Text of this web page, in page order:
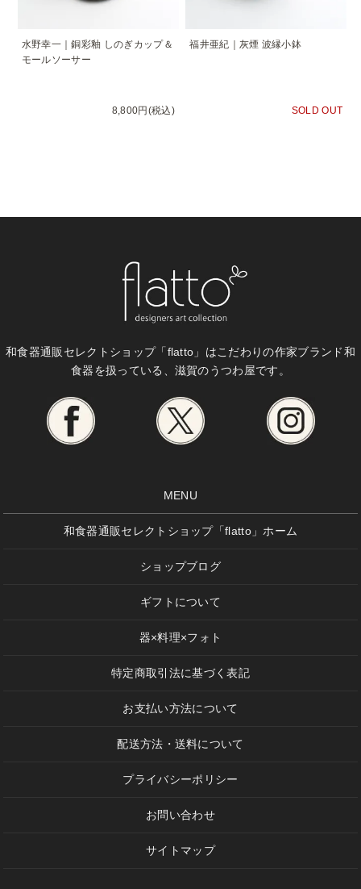
水野幸一｜銅彩釉 しのぎカップ＆
モールソーサー
8,800円(税込)
福井亜紀｜灰煙 波縁小鉢
SOLD OUT
和食器通販セレクトショップ「flatto」はこだわりの作家ブランド和
食器を扱っている、滋賀のうつわ屋です。
MENU
和食器通販セレクトショップ「flatto」ホーム
ショップブログ
ギフトについて
器×料理×フォト
特定商取引法に基づく表記
お支払い方法について
配送方法・送料について
プライバシーポリシー
お問い合わせ
サイトマップ